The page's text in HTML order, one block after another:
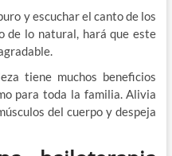
y escuchar el canto de los
de lo natural, hará que este
tiene muchos beneficios
para toda la familia. Alivia
del cuerpo y despeja